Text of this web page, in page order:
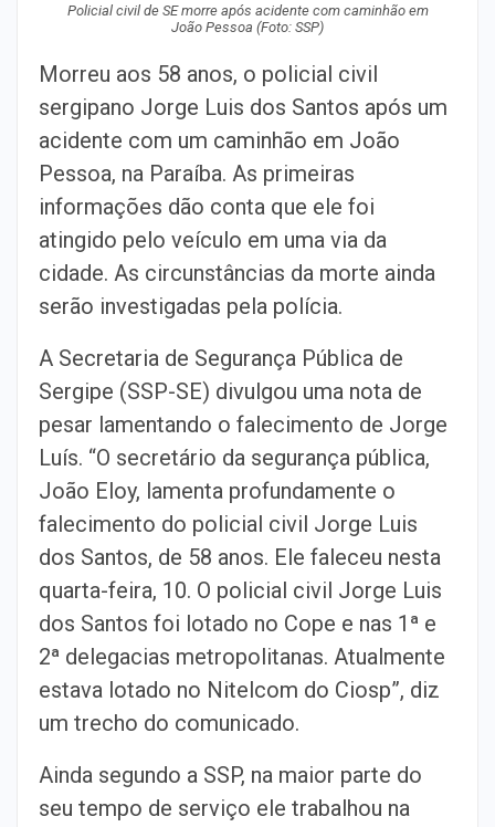
Policial civil de SE morre após acidente com caminhão em
João Pessoa (Foto: SSP)
Morreu aos 58 anos, o policial civil
sergipano Jorge Luis dos Santos após um
acidente com um caminhão em João
Pessoa, na Paraíba. As primeiras
informações dão conta que ele foi
atingido pelo veículo em uma via da
cidade. As circunstâncias da morte ainda
serão investigadas pela polícia.
A Secretaria de Segurança Pública de
Sergipe (SSP-SE) divulgou uma nota de
pesar lamentando o falecimento de Jorge
Luís. “O secretário da segurança pública,
João Eloy, lamenta profundamente o
falecimento do policial civil Jorge Luis
dos Santos, de 58 anos. Ele faleceu nesta
quarta-feira, 10. O policial civil Jorge Luis
dos Santos foi lotado no Cope e nas 1ª e
2ª delegacias metropolitanas. Atualmente
estava lotado no Nitelcom do Ciosp”, diz
um trecho do comunicado.
Ainda segundo a SSP, na maior parte do
seu tempo de serviço ele trabalhou na